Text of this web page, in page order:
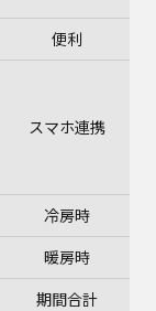
便利
スマホ連携
冷房時
暖房時
期間合計